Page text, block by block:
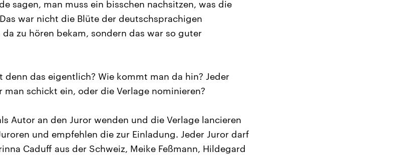
sagen, man muss ein bisschen nachsitzen, was die
war nicht die Blüte der deutschsprachigen
zu hören bekam, sondern das war so guter
denn das eigentlich? Wie kommt man da hin? Jeder
schickt ein, oder die Verlage nominieren?
Autor an den Juror wenden und die Verlage lancieren
und empfehlen die zur Einladung. Jeder Juror darf
Caduff aus der Schweiz, Meike Feßmann, Hildegard